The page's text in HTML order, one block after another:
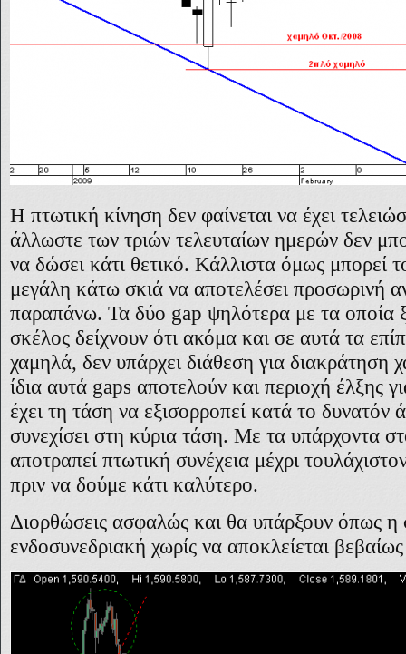
Η πτωτική κίνηση δεν φαίνεται να έχει
άλλωστε των τριών τελευταίων ημερών δεν
να δώσει κάτι θετικό. Κάλλιστα όμως μπορεί
μεγάλη κάτω σκιά να αποτελέσει προσωρινή
παραπάνω. Τα δύο gap ψηλότερα με τα οποία
σκέλος δείχνουν ότι ακόμα και σε αυτά τα
χαμηλά, δεν υπάρχει διάθεση για διακράτηση
ίδια αυτά gaps αποτελούν και περιοχή έλξης
έχει τη τάση να εξισορροπεί κατά το δυνατόν
συνεχίσει στη κύρια τάση. Με τα υπάρχοντα
αποτραπεί πτωτική συνέχεια μέχρι
πριν να δούμε κάτι καλύτερο.
Διορθώσεις ασφαλώς και θα υπάρξουν όπως η
ενδοσυνεδριακή χωρίς να αποκλείεται